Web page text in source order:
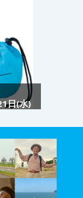
日(水)